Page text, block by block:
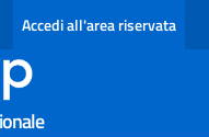
LINGUA: LINGUA SELEZIONATA
Accedi all'area riservata